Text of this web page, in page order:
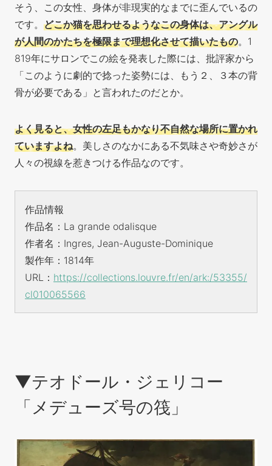
そう、この女性、身体が非現実的なまでに歪んでいるの
です。 どこか猫を思わせるようなこの身体は、アングル
が人間のかたちを極限まで理想化させて描いたもの。1
819年にサロンでこの絵を発表した際には、批評家から
「このように劇的で捻った姿勢には、もう２、３本の背
骨が必要である」と言われたのだとか。
よく見ると、女性の左足もかなり不自然な場所に置かれ
ていますよね。美しさのなかにある不気味さや奇妙さが
人々の視線を惹きつける作品なのです。
作品情報
作品名：La grande odalisque
作者名：Ingres, Jean-Auguste-Dominique
製作年：1814年
URL： https://collections.louvre.fr/en/ark:/53355/
cl010065566
▼テオドール・ジェリコー
「メデューズ号の筏」